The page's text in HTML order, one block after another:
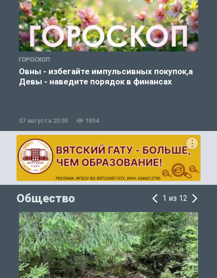
ГОРОСКОП
Овны - избегайте импульсивных покупок,а
Девы - наведите порядок в финансах
07 августа 20:00 1894
Общество 1 из 12